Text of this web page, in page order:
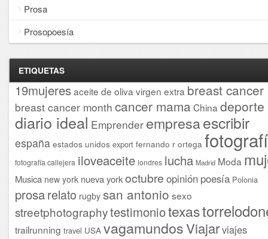
Prosa
Prosopoesía
ETIQUETAS
19mujeresaceite de oliva virgen extra breast cancer
breast cancer month cancer mama China deporte
diario ideal Emprender empresaescribir
españa estados unidos export fernando r ortega
fotografía callejera iloveaceite londres lucha Madrid Moda
Musica new york nueva yorkoctubre opinión poesía Polonia
prosarelato rugby san antonio sexo
streetphotographytestimoniotexas
trailrunning travel USA vagamundosViajarviajes